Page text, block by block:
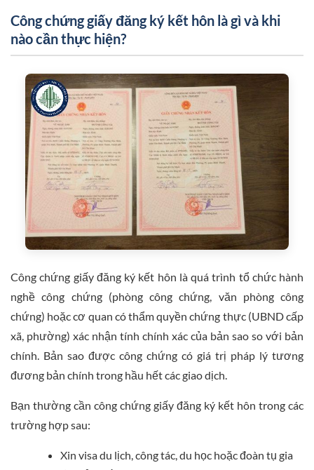
Công chứng giấy đăng ký kết hôn là gì và khi
nào cần thực hiện?
Công chứng giấy đăng ký kết hôn là quá trình tổ chức hành
nghề công chứng (phòng công chứng, văn phòng công
chứng) hoặc cơ quan có thẩm quyền chứng thực (UBND cấp
xã, phường) xác nhận tính chính xác của bản sao so với bản
chính. Bản sao được công chứng có giá trị pháp lý tương
đương bản chính trong hầu hết các giao dịch.
Bạn thường cần công chứng giấy đăng ký kết hôn trong các
trường hợp sau:
Xin visa du lịch, công tác, du học hoặc đoàn tụ gia